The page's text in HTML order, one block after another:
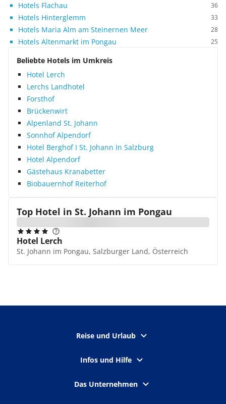
Hotels Flachau 36
Hotels Hinterglemm 33
Hotels Maria Alm am Steinernen Meer 28
Hotels Altenmarkt im Pongau 25
Beliebte Hotels im Umkreis
Hotel Lerch
Lerchs Landhotel
Forsthof
Brückenwirt
Alpenland St. Johann
Sonnhof Alpendorf
Hotel Berghof I St. Johann In Salzburg
Hotel Alpendorf
Gästehaus Kranabetter
Biobauernhof Reiterhof
Top Hotel in St. Johann im Pongau
Hotel Lerch
St. Johann im Pongau, Salzburger Land, Österreich
Reise und Urlaub
Infos und Hilfe
Das Unternehmen